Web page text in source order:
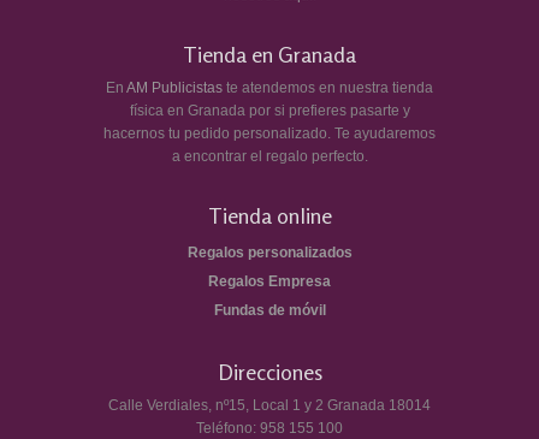
Tienda en Granada
En AM Publicistas te atendemos en nuestra tienda
física en Granada por si prefieres pasarte y
hacernos tu pedido personalizado. Te ayudaremos
a encontrar el regalo perfecto.
Tienda online
Regalos personalizados
Regalos Empresa
Fundas de móvil
Direcciones
Calle Verdiales, nº15, Local 1 y 2 Granada 18014
Teléfono: 958 155 100